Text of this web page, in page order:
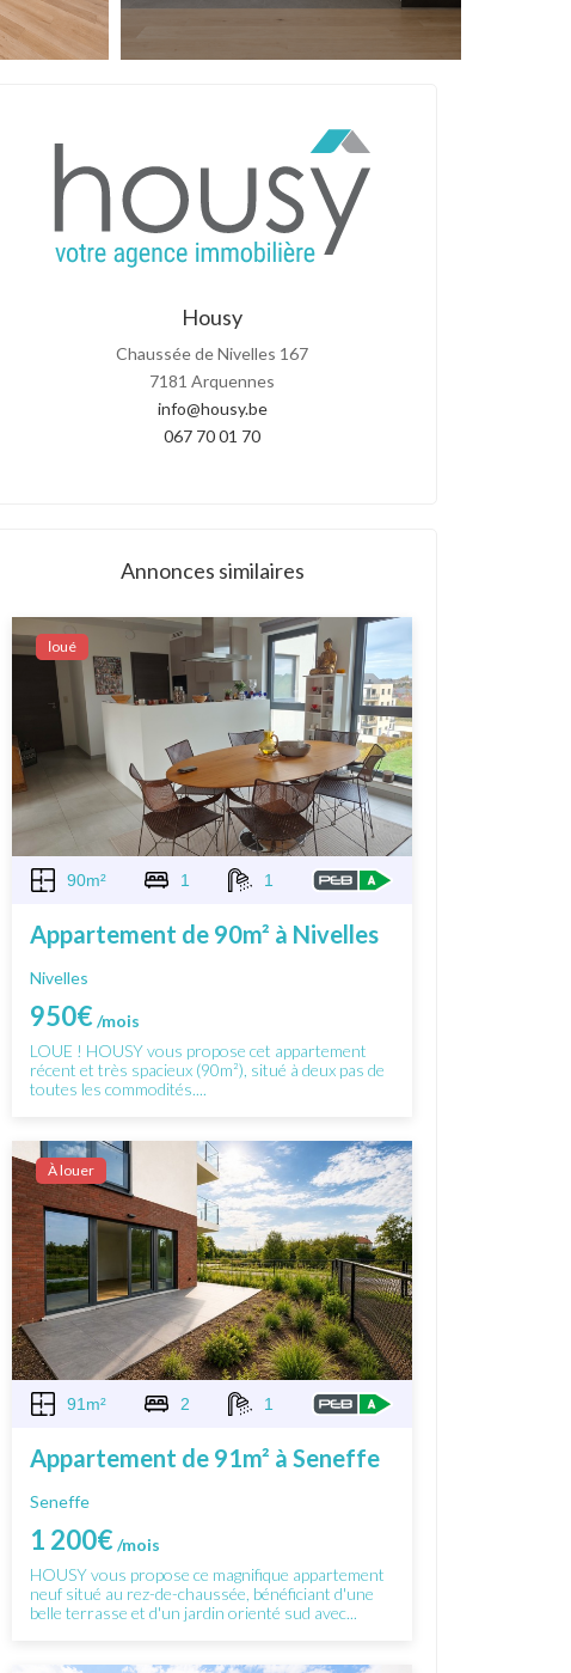
Housy
Chaussée de Nivelles 167
7181 Arquennes
info@housy.be
067 70 01 70
Annonces similaires
Ιoué
90m² 1 1
Appartement de 90m² à Nivelles
Nivelles
950€/mois
LOUE ! HOUSY vous propose cet appartement
récent et très spacieux (90m²), situé à deux pas de
toutes les commodités....
À louer
91m² 2 1
Appartement de 91m² à Seneffe
Seneffe
1 200€/mois
HOUSY vous propose ce magnifique appartement
neuf situé au rez-de-chaussée, bénéficiant d'une
belle terrasse et d'un jardin orienté sud avec...